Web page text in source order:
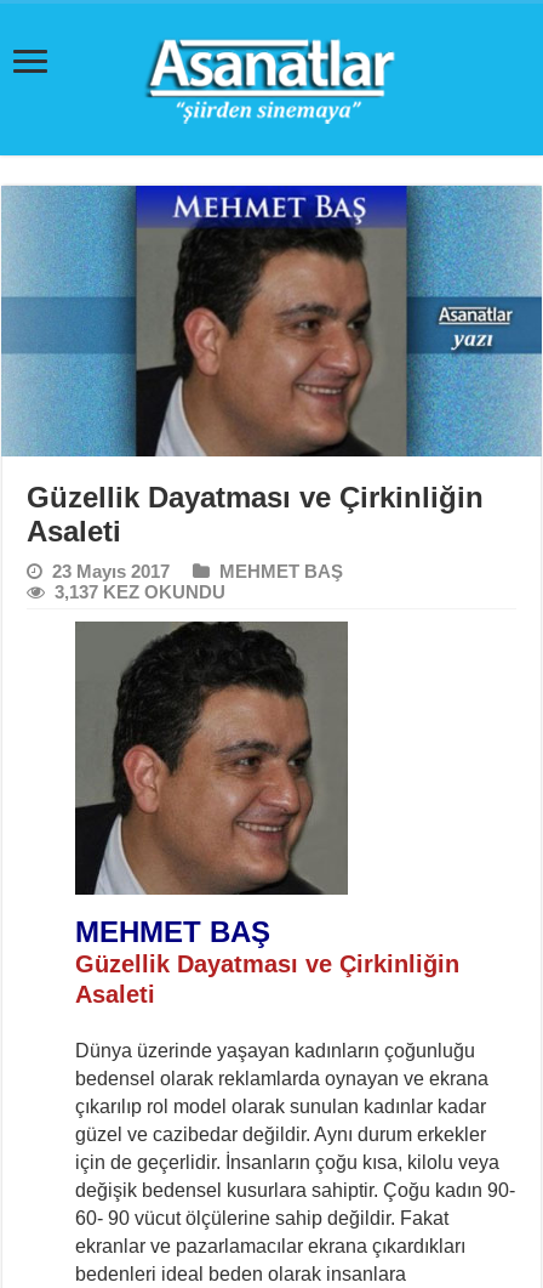
Güzellik Dayatması ve Çirkinliğin
Asaleti
23 Mayıs 2017
MEHMET BAŞ
3,137 KEZ OKUNDU
MEHMET BAŞ
Güzellik Dayatması ve Çirkinliğin
Asaleti
Dünya üzerinde yaşayan kadınların çoğunluğu
bedensel olarak reklamlarda oynayan ve ekrana
çıkarılıp rol model olarak sunulan kadınlar kadar
güzel ve cazibedar değildir. Aynı durum erkekler
için de geçerlidir. İnsanların çoğu kısa, kilolu veya
değişik bedensel kusurlara sahiptir. Çoğu kadın 90-
60- 90 vücut ölçülerine sahip değildir. Fakat
ekranlar ve pazarlamacılar ekrana çıkardıkları
bedenleri ideal beden olarak insanlara